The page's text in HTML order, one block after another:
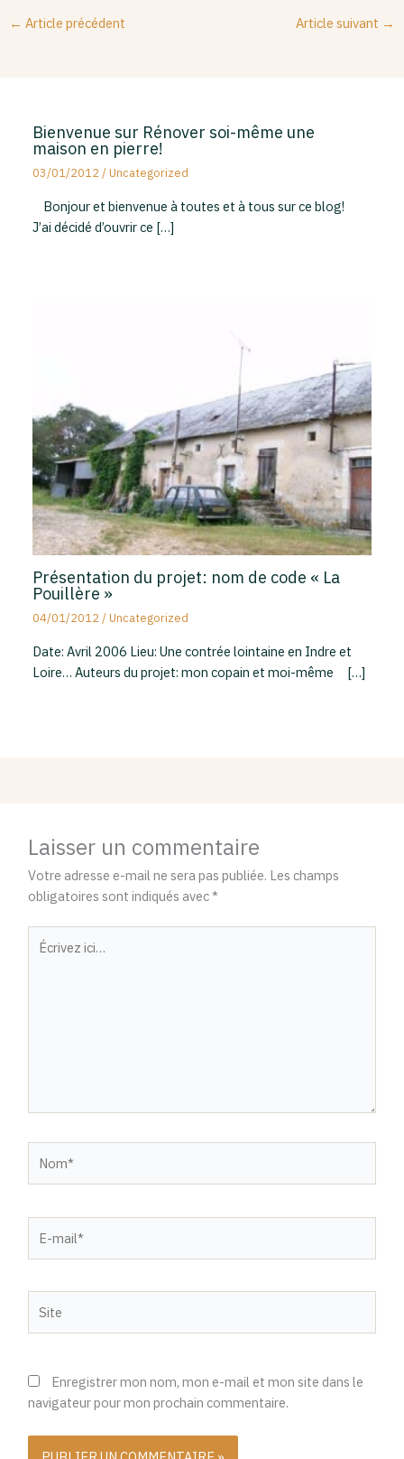
← Article précédent Article suivant →
Bienvenue sur Rénover soi-même une
maison en pierre!
03/01/2012/Uncategorized
Bonjour et bienvenue à toutes et à tous sur ce blog!
J’ai décidé d’ouvrir ce […]
Présentation du projet: nom de code « La
Pouillère »
04/01/2012/Uncategorized
Date: Avril 2006 Lieu: Une contrée lointaine en Indre et
Loire… Auteurs du projet: mon copain et moi-même […]
Laisser un commentaire
Votre adresse e-mail ne sera pas publiée. Les champs
obligatoires sont indiqués avec*
Écrivez
ici…
mail*
Enregistrer mon nom, mon e-mail et mon site dans le
navigateur pour mon prochain commentaire.